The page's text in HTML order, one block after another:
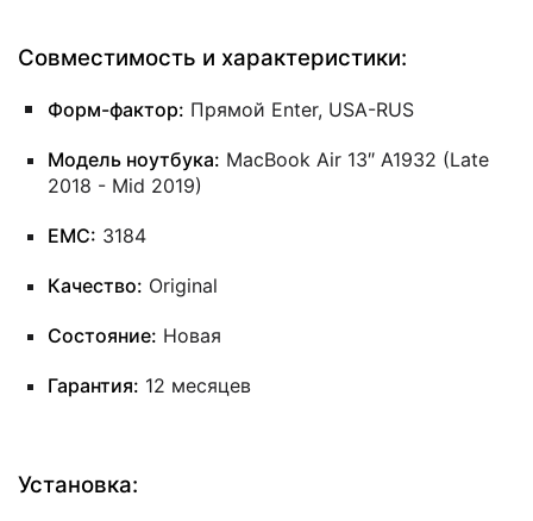
Совместимость и характеристики:
Форм-фактор: Прямой Enter, USA-RUS
Модель ноутбука: MacBook Air 13″ A1932 (Late
2018 - Mid 2019)
EMC: 3184
Качество: Original
Состояние: Новая
Гарантия: 12 месяцев
Установка: